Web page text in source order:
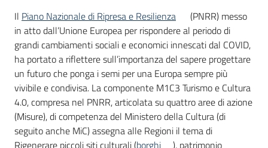
Il Piano Nazionale di Ripresa e Resilienza
(PNRR) messo
in atto dall’Unione Europea per rispondere al periodo di
grandi cambiamenti sociali e economici innescati dal COVID,
ha portato a riflettere sull’importanza del sapere progettare
un futuro che ponga i semi per una Europa sempre più
vivibile e condivisa. La componente M1C3 Turismo e Cultura
4.0, compresa nel PNRR, articolata su quattro aree di azione
(Misure), di competenza del Ministero della Cultura (di
seguito anche MiC) assegna alle Regioni il tema di
Rigenerare piccoli siti culturali (borghi
), patrimonio